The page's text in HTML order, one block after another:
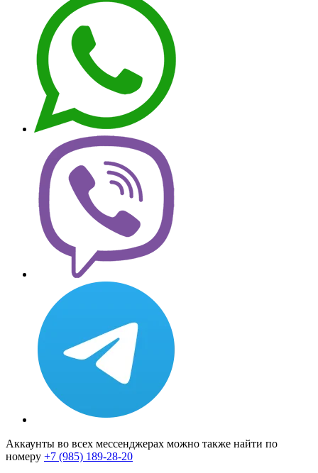
Аккаунты во всех мессенджерах можно также найти по
номеру +7 (985) 189-28-20